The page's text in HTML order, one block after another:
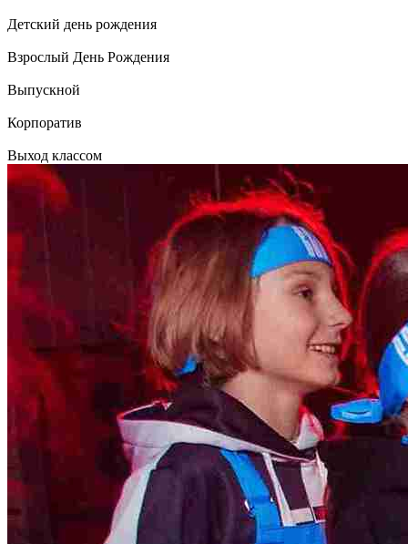
Детский день рождения
Взрослый День Рождения
Выпускной
Корпоратив
Выход классом